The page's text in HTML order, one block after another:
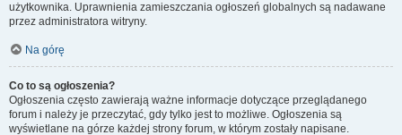
użytkownika. Uprawnienia zamieszczania ogłoszeń globalnych są nadawane
przez administratora witryny.
Na górę
Co to są ogłoszenia?
Ogłoszenia często zawierają ważne informacje dotyczące przeglądanego
forum i należy je przeczytać, gdy tylko jest to możliwe. Ogłoszenia są
wyświetlane na górze każdej strony forum, w którym zostały napisane.